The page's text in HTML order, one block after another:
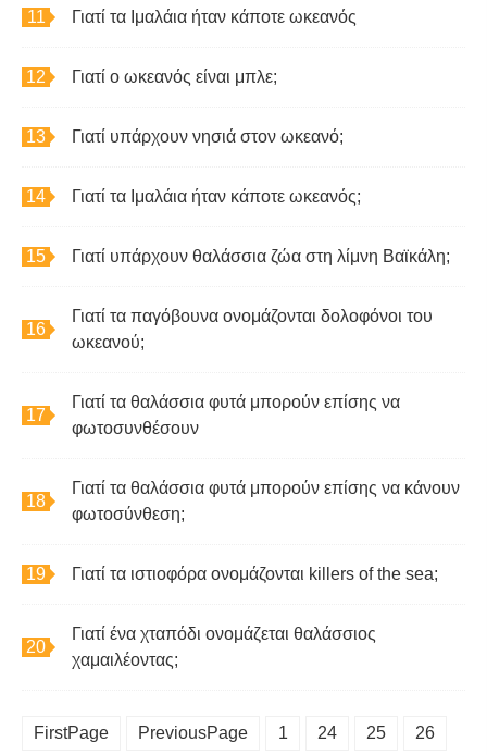
Γιατί τα Ιμαλάια ήταν κάποτε ωκεανός
Γιατί ο ωκεανός είναι μπλε;
Γιατί υπάρχουν νησιά στον ωκεανό;
Γιατί τα Ιμαλάια ήταν κάποτε ωκεανός;
Γιατί υπάρχουν θαλάσσια ζώα στη λίμνη Βαϊκάλη;
Γιατί τα παγόβουνα ονομάζονται δολοφόνοι του
ωκεανού;
Γιατί τα θαλάσσια φυτά μπορούν επίσης να
φωτοσυνθέσουν
Γιατί τα θαλάσσια φυτά μπορούν επίσης να κάνουν
φωτοσύνθεση;
Γιατί τα ιστιοφόρα ονομάζονται killers of the sea;
Γιατί ένα χταπόδι ονομάζεται θαλάσσιος
χαμαιλέοντας;
FirstPage PreviousPage 1 24 25 26